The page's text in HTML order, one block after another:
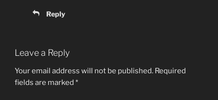
Reply
Leave a Reply
Your email address will not be published. Required
fields are marked *